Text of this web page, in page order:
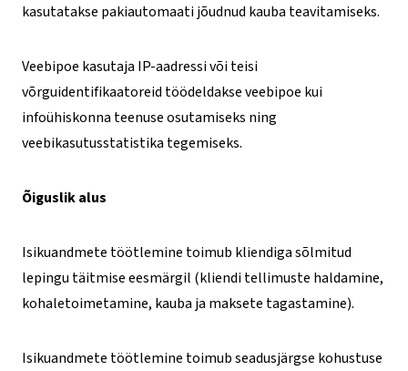
kasutatakse pakiautomaati jõudnud kauba teavitamiseks.
Veebipoe kasutaja IP-aadressi või teisi
võrguidentifikaatoreid töödeldakse veebipoe kui
infoühiskonna teenuse osutamiseks ning
veebikasutusstatistika tegemiseks.
Õiguslik alus
Isikuandmete töötlemine toimub kliendiga sõlmitud
lepingu täitmise eesmärgil (kliendi tellimuste haldamine,
kohaletoimetamine, kauba ja maksete tagastamine).
Isikuandmete töötlemine toimub seadusjärgse kohustuse